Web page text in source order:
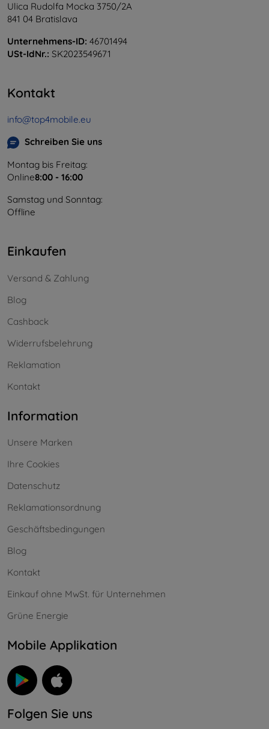
Ulica Rudolfa Mocka 3750/2A
841 04 Bratislava
Unternehmens-ID: 46701494
USt-IdNr.: SK2023549671
Kontakt
info@top4mobile.eu
Schreiben Sie uns
Montag bis Freitag:
Online8:00 - 16:00
Samstag und Sonntag:
Offline
Einkaufen
Versand & Zahlung
Blog
Cashback
Widerrufsbelehrung
Reklamation
Kontakt
Information
Unsere Marken
Ihre Cookies
Datenschutz
Reklamationsordnung
Geschäftsbedingungen
Blog
Kontakt
Einkauf ohne MwSt. für Unternehmen
Grüne Energie
Mobile Applikation
Folgen Sie uns